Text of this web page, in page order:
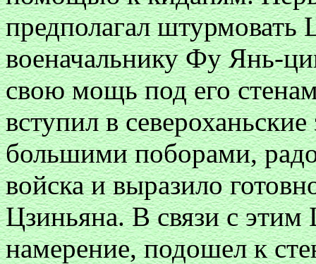
предполагал штурмовать
военачальнику Фу Янь-
свою мощь под его
вступил в
большими поборами,
войска и выразило
Цзиньяна. В связи с
намерение, подошел к